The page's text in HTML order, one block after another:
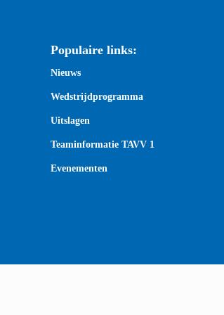
Populaire links:
Nieuws
Wedstrijdprogramma
Uitslagen
Teaminformatie TAVV 1
Evenementen